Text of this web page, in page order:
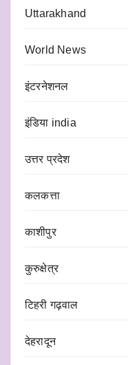
Uttarakhand
World News
इंटरनेशनल
इंडिया india
उत्तर प्रदेश
कलकत्ता
काशीपुर
कुरुक्षेत्र
टिहरी गढ़वाल
देहरादून